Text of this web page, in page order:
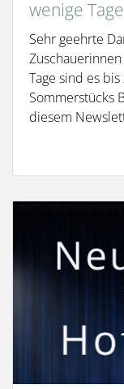
wenige
Sehr geehrte
Tage sind es
Sommerstücks
diesem